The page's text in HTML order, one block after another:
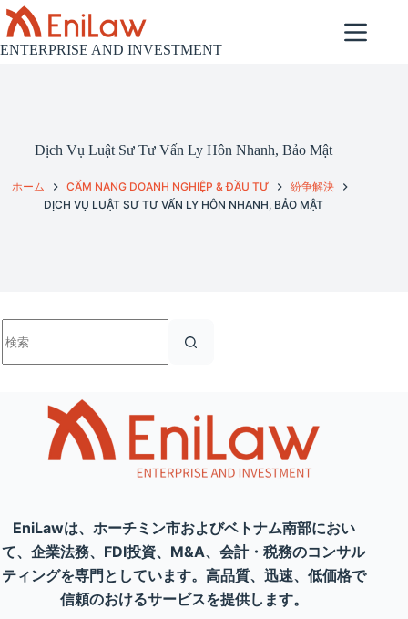
コ
ン
テ
ENTERPRISE AND INVESTMENT
Dịch Vụ Luật Sư Tư Vấn Ly Hôn Nhanh, Bảo Mật
ホーム CẨM NANG DOANH NGHIỆP & ĐẦU TƯ
紛争解決
DỊCH VỤ LUẬT SƯ TƯ VẤN LY HÔN NHANH, BẢO MẬT
果
な
EniLawは、ホーチミン市およびベトナム南部におい
て、企業法務、FDI投資、M&A、会計・税務のコンサル
ティングを専門としています。高品質、迅速、低価格で
信頼のおけるサービスを提供します。